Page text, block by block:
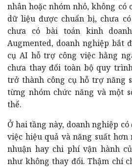
nhân hoặc nhóm nhỏ, không có
dữ liệu được chuẩn bị, chưa
chưa có bài toán kinh
Augmented, doanh nghiệp bắt
cụ AI hỗ trợ công việc hằng
chưa thay đổi toàn bộ quy
trở thành công cụ hỗ trợ năng
từng nhóm chức năng và một
thể.
Ở hai tầng này, doanh nghiệp
việc hiệu quả và năng suất
nhuận hay chi phí vận hành
như không thay đổi. Thậm chí